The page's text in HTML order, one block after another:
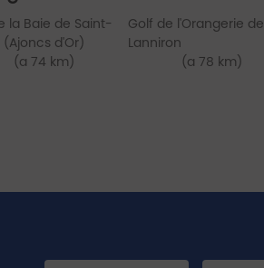
la Baie de Saint-
d'Or)
(a 74 km)
Golf de l'Orangerie de
Lanniron
(a 78 km)